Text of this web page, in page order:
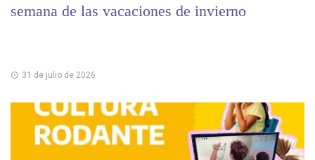
semana de las vacaciones de invierno
31 de julio de 2026